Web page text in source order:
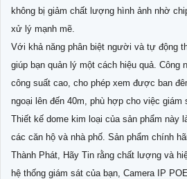
không bị giảm chất lượng hình ảnh nhờ
xử lý mạnh mẽ.
Với khả năng phân biệt người và tự động
giúp bạn quản lý một cách hiệu quả. Công
công suất cao, cho phép xem được ban
ngoại lên đến 40m, phù hợp cho việc giám
Thiết kế dome kim loại của sản phẩm này
các căn hộ và nhà phố. Sản phẩm chính
Thành Phát, Hãy Tin rằng chất lượng và
hệ thống giám sát của bạn, Camera IP